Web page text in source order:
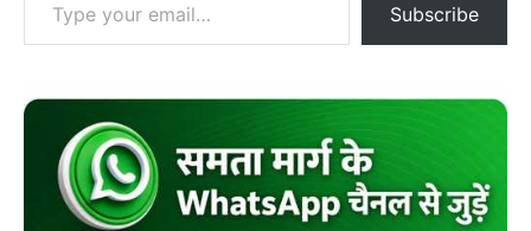
Subscribe